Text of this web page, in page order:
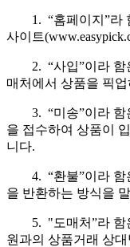
1. “홈페이지”라
사이트
2. “사입”이라
매처에서 상품을 픽
3. “미송”이라
을 접수하여 상품이
니다.
4. “환불”이라
을 반환하는 방식을
5. "도매처”라 함
원과의 상품거래 상